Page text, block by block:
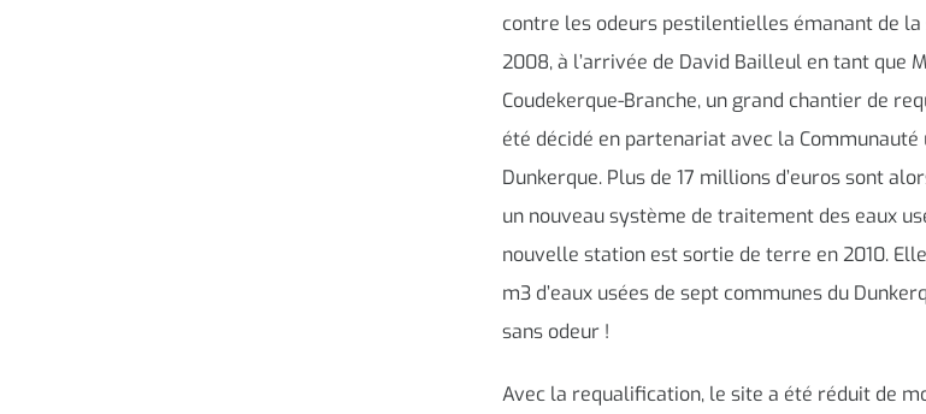
contre les odeurs pestilentielles émanant de la
2008, à l’arrivée de David Bailleul en tant que
Coudekerque-Branche, un grand chantier de
été décidé en partenariat avec la Communauté
Dunkerque. Plus de 17 millions d’euros sont
un nouveau système de traitement des eaux
nouvelle station est sortie de terre en 2010.
m3 d’eaux usées de sept communes du
sans odeur !
Avec la requalification, le site a été réduit de